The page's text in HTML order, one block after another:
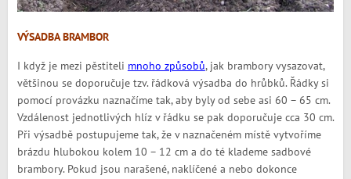
VÝSADBA BRAMBOR
I když je mezi pěstiteli mnoho způsobů, jak brambory vysazovat,
většinou se doporučuje tzv. řádková výsadba do hrůbků. Řádky si
pomocí provázku naznačíme tak, aby byly od sebe asi 60 – 65 cm.
Vzdálenost jednotlivých hlíz v řádku se pak doporučuje cca 30 cm.
Při výsadbě postupujeme tak, že v naznačeném místě vytvoříme
brázdu hlubokou kolem 10 – 12 cm a do té klademe sadbové
brambory. Pokud jsou narašené, naklíčené a nebo dokonce